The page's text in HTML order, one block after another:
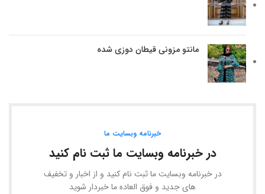
مانتو مزونی قیطان دوزی شده
خبرنامه وبسایت ما
در خبرنامه وبسایت ما ثبت نام کنید
در خبرنامه وبسایت ما ثبت نام کنید و از اخبار و تخفیف
های جدید و فوق العاده ما خبردار شوید